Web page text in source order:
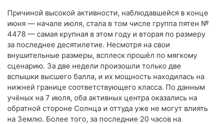
Причиной высокой активности, наблюдавшейся в конце
июня — начале июля, стала в том числе группа пятен №
4478 — самая крупная в этом году и вторая по размеру
за последнее десятилетие. Несмотря на свои
внушительные размеры, всплеск прошёл по мягкому
сценарию. За две недели произошли только две
вспышки высшего балла, и их мощность находилась на
нижней границе соответствующего класса. По данным
учёных на 7 июля, оба активных центра оказались на
обратной стороне Солнца и оттуда уже не могут влиять
на Землю. Более того, за последние 20 часов на